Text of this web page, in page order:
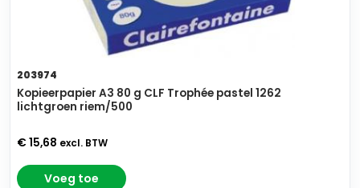
203974
Kopieerpapier A3 80 g CLF Trophée pastel 1262
lichtgroen riem/500
€ 15,68 excl. BTW
Voeg toe